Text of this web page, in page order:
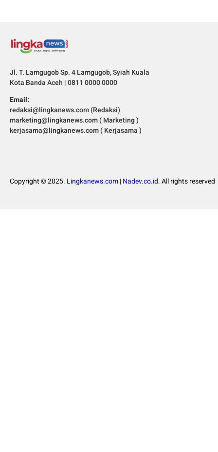
Jl. T. Lamgugob Sp. 4 Lamgugob, Syiah Kuala
Kota Banda Aceh | 0811 0000 0000
Email:
redaksi@lingkanews.com (Redaksi)
marketing@lingkanews.com ( Marketing )
kerjasama@lingkanews.com ( Kerjasama )
Copyright © 2025. Lingkanews.com|Nadev.co.id.All rights reserved